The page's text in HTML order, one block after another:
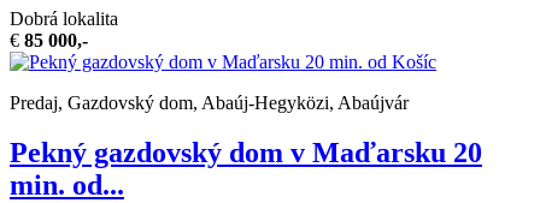
Dobrá lokalita
€ 85 000,-
Predaj, Gazdovský dom, Abaúj-Hegyközi, Abaújvár
Pekný gazdovský dom v Maďarsku 20
min. od...